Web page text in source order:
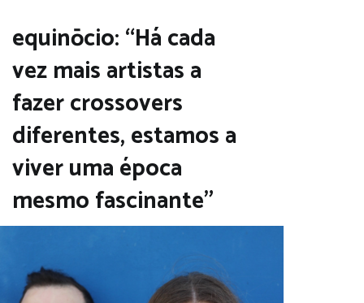
equinōcio: “Há cada
vez mais artistas a
fazer crossovers
diferentes, estamos a
viver uma época
mesmo fascinante”